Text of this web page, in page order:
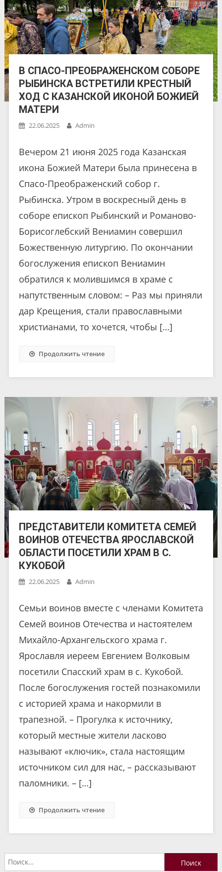
В СПАСО-ПРЕОБРАЖЕНСКОМ СОБОРЕ
РЫБИНСКА ВСТРЕТИЛИ КРЕСТНЫЙ
ХОД С КАЗАНСКОЙ ИКОНОЙ БОЖИЕЙ
МАТЕРИ
22.06.2025 Admin
Вечером 21 июня 2025 года Казанская
икона Божией Матери была принесена в
Спасо-Преображенский собор г.
Рыбинска. Утром в воскресный день в
соборе епископ Рыбинский и Романово-
Борисоглебский Вениамин совершил
Божественную литургию. По окончании
богослужения епископ Вениамин
обратился к молившимся в храме с
напутственным словом: – Раз мы приняли
дар Крещения, стали православными
христианами, то хочется, чтобы […]
Продолжить чтение
ПРЕДСТАВИТЕЛИ КОМИТЕТА СЕМЕЙ
ВОИНОВ ОТЕЧЕСТВА ЯРОСЛАВСКОЙ
ОБЛАСТИ ПОСЕТИЛИ ХРАМ В С.
КУКОБОЙ
22.06.2025 Admin
Семьи воинов вместе с членами Комитета
Семей воинов Отечества и настоятелем
Михайло-Архангельского храма г.
Ярославля иереем Евгением Волковым
посетили Спасский храм в с. Кукобой.
После богослужения гостей познакомили
с историей храма и накормили в
трапезной. – Прогулка к источнику,
который местные жители ласково
называют «ключик», стала настоящим
источником сил для нас, – рассказывают
паломники. – […]
Продолжить чтение
Найти: